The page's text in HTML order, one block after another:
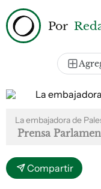
Por
La embajadora de
Prensa
Compartir